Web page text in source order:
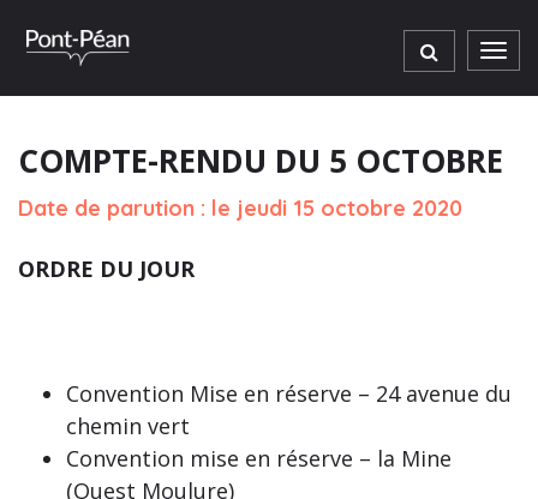
COMPTE-RENDU DU 5 OCTOBRE
Date de parution : le jeudi 15 octobre 2020
ORDRE DU JOUR
Convention Mise en réserve – 24 avenue du
chemin vert
Convention mise en réserve – la Mine
(Ouest Moulure)